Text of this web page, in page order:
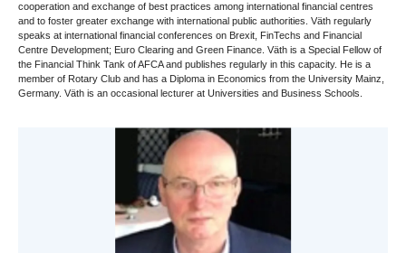
cooperation and exchange of best practices among international financial centres
and to foster greater exchange with international public authorities. Väth regularly
speaks at international financial conferences on Brexit, FinTechs and Financial
Centre Development; Euro Clearing and Green Finance. Väth is a Special Fellow of
the Financial Think Tank of AFCA and publishes regularly in this capacity. He is a
member of Rotary Club and has a Diploma in Economics from the University Mainz,
Germany. Väth is an occasional lecturer at Universities and Business Schools.